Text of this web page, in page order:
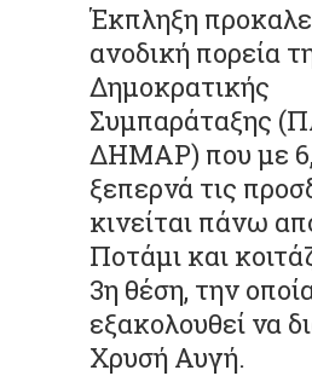
Έκπληξη
ανοδική πορεία
Δημοκρατικής
Συμπαράταξης
ΔΗΜΑΡ) που με
ξεπερνά τις
κινείται πάνω
Ποτάμι και
3η θέση, την
εξακολουθεί να
Χρυσή Αυγή.